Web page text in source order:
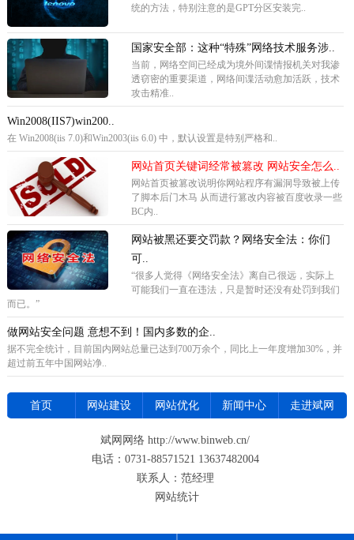
统的方法，特别注意的是GPT分区安装完..
国家安全部：这种“特殊”网络技术服务涉..
当前，网络空间已经成为境外间谍情报机关对我渗
透窃密的重要渠道，网络间谍活动愈加活跃，技术
攻击精准..
Win2008(IIS7)win200..
在 Win2008(iis 7.0)和Win2003(iis 6.0) 中，默认设置是特别严格和..
网站首页关键词经常被篡改 网站安全怎么..
网站首页被篡改说明你网站程序有漏洞导致被上传
了脚本后门木马 从而进行篡改内容被百度收录一些
BC内..
网站被黑还要交罚款？网络安全法：你们
可..
“很多人觉得《网络安全法》离自己很远，实际上
可能我们一直在违法，只是暂时还没有处罚到我们
而已。”
做网站安全问题 意想不到！国内多数的企..
据不完全统计，目前国内网站总量已达到700万余个，同比上一年度增加30%，并
超过前五年中国网站净..
首页 网站建设 网站优化 新闻中心 走进斌网
斌网网络 http://www.binweb.cn/
电话：0731-88571521 13637482004
联系人：范经理
网站统计